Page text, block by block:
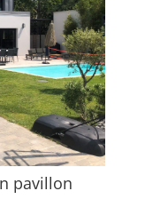
pavillon